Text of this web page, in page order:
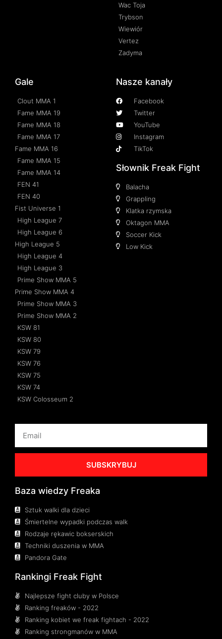
Wac Toja
Trybson
Wiewiór
Vertez
Zadyma
Gale
Clout MMA 1
Fame MMA 19
Fame MMA 18
Fame MMA 17
Fame MMA 16
Fame MMA 15
Fame MMA 14
FEN 41
FEN 40
Fist Universe 1
High League 7
High League 6
High League 5
High League 4
High League 3
Prime Show MMA 5
Prime Show MMA 4
Prime Show MMA 3
Prime Show MMA 2
KSW 81
KSW 80
KSW 79
KSW 76
KSW 75
KSW 74
KSW Colosseum 2
Nasze kanały
Facebook
Twitter
YouTube
Instagram
TikTok
Słownik Freak Fight
Balacha
Grappling
Klatka rzymska
Oktagon MMA
Soccer Kick
Low Kick
SUBSKRYBUJ
Baza wiedzy Freaka
Sztuk walki dla dzieci
Śmiertelne wypadki podczas walk
Rodzaje rękawic bokserskich
Techniki duszenia w MMA
Pandora Gate
Rankingi Freak Fight
Najlepsze fight cluby w Polsce
Ranking freaków - 2022
Ranking kobiet we freak fightach - 2022
Ranking strongmanów w MMA